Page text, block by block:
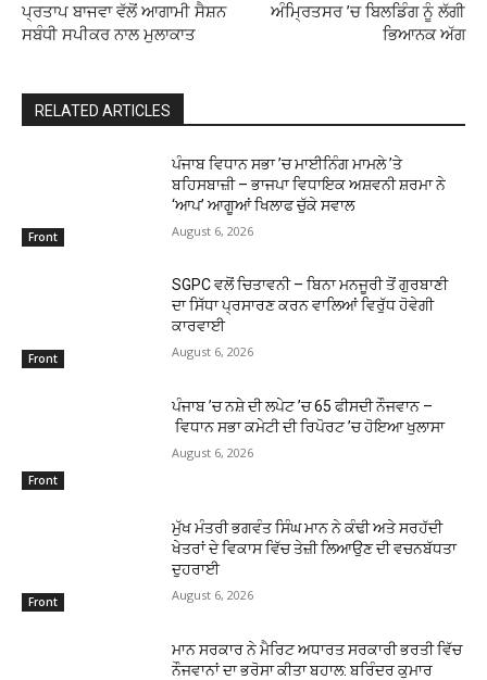
ਪ੍ਰਤਾਪ ਬਾਜਵਾ ਵੱਲੋਂ ਆਗਾਮੀ ਸੈਸ਼ਨ
ਸਬੰਧੀ ਸਪੀਕਰ ਨਾਲ ਮੁਲਾਕਾਤ
ਅੰਮਿ੍ਰਤਸਰ ’ਚ ਬਿਲਡਿੰਗ ਨੂੰ ਲੱਗੀ
ਭਿਆਨਕ ਅੱਗ
RELATED ARTICLES
Front
ਪੰਜਾਬ ਵਿਧਾਨ ਸਭਾ ’ਚ ਮਾਈਨਿੰਗ ਮਾਮਲੇ ’ਤੇ
ਬਹਿਸਬਾਜ਼ੀ – ਭਾਜਪਾ ਵਿਧਾਇਕ ਅਸ਼ਵਨੀ ਸ਼ਰਮਾ ਨੇ
‘ਆਪ’ ਆਗੂਆਂ ਖਿਲਾਫ ਚੁੱਕੇ ਸਵਾਲ
August 6, 2026
Front
SGPC ਵਲੋਂ ਚਿਤਾਵਨੀ – ਬਿਨਾ ਮਨਜੂਰੀ ਤੋਂ ਗੁਰਬਾਣੀ
ਦਾ ਸਿੱਧਾ ਪ੍ਰਸਾਰਣ ਕਰਨ ਵਾਲਿਆਂ ਵਿਰੁੱਧ ਹੋਵੇਗੀ
ਕਾਰਵਾਈ
August 6, 2026
Front
ਪੰਜਾਬ ’ਚ ਨਸ਼ੇ ਦੀ ਲਪੇਟ ’ਚ 65 ਫੀਸਦੀ ਨੌਜਵਾਨ –
ਵਿਧਾਨ ਸਭਾ ਕਮੇਟੀ ਦੀ ਰਿਪੋਰਟ ’ਚ ਹੋਇਆ ਖੁਲਾਸਾ
August 6, 2026
Front
ਮੁੱਖ ਮੰਤਰੀ ਭਗਵੰਤ ਸਿੰਘ ਮਾਨ ਨੇ ਕੰਢੀ ਅਤੇ ਸਰਹੱਦੀ
ਖੇਤਰਾਂ ਦੇ ਵਿਕਾਸ ਵਿੱਚ ਤੇਜ਼ੀ ਲਿਆਉਣ ਦੀ ਵਚਨਬੱਧਤਾ
ਦੁਹਰਾਈ
August 6, 2026
ਮਾਨ ਸਰਕਾਰ ਨੇ ਮੈਰਿਟ ਅਧਾਰਤ ਸਰਕਾਰੀ ਭਰਤੀ ਵਿੱਚ
ਨੌਜਵਾਨਾਂ ਦਾ ਭਰੋਸਾ ਕੀਤਾ ਬਹਾਲ: ਬਰਿੰਦਰ ਕੁਮਾਰ